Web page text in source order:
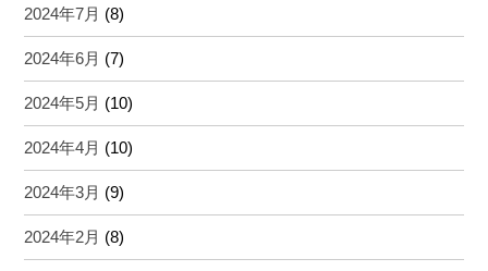
2024年7月 (8)
2024年6月 (7)
2024年5月 (10)
2024年4月 (10)
2024年3月 (9)
2024年2月 (8)